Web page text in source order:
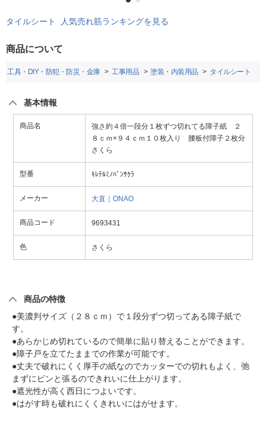
タイルシート 人気売れ筋ランキングを見る
商品について
工具・DIY・防犯・防災・金庫 工事用品 塗装・内装用品 タイルシート
基本情報
商品名
強さ約４倍一段分１枚ずつ切れてる障子紙 ２
８ｃｍ×９４ｃｍ１０枚入り 腰板付障子２枚分
さくら
型番 ｷﾚﾃﾙﾐﾉﾊﾞﾝｻｸﾗ
メーカー 大直｜ONAO
商品コード 9693431
色 さくら
商品の特徴
●美濃判サイズ（２８ｃｍ）で１段分ずつ切ってある障子紙で
す。
●あらかじめ切れているので簡単に貼り替えることができます。
●障子戸を立てたままでの作業が可能です。
●丈夫で破れにくく厚手の紙なのでカッターでの切れもよく、弛
まずにピンと張るのできれいに仕上がります。
●遮光性が高く西日につよいです。
●はがす時も破れにくくきれいにはがせます。